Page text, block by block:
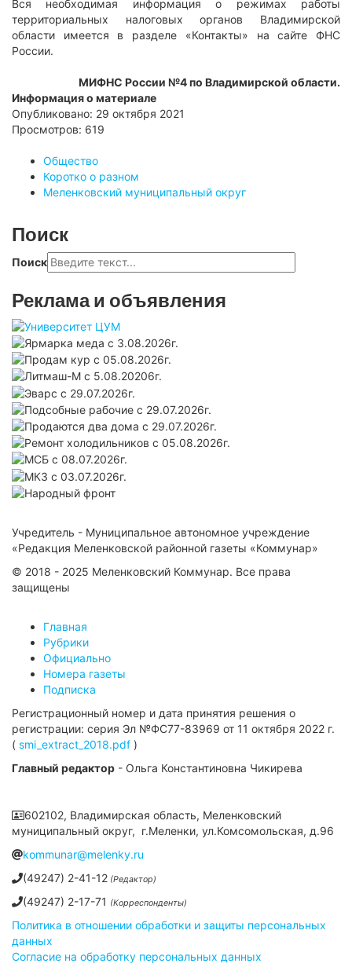
Вся необходимая информация о режимах работы
территориальных налоговых органов Владимирской
области имеется в разделе «Контакты» на сайте ФНС
России.
МИФНС России №4 по Владимирской области.
Информация о материале
Опубликовано: 29 октября 2021
Просмотров: 619
Общество
Коротко о разном
Меленковский муниципальный округ
Поиск
Поиск
Реклама и объявления
Учредитель - Муниципальное автономное учреждение
«Редакция Меленковской районной газеты «Коммунар»
© 2018 - 2025 Меленковский Коммунар. Все права
защищены
Главная
Рубрики
Официально
Номера газеты
Подписка
Регистрационный номер и дата принятия решения о
регистрации: серия Эл №ФС77-83969 от 11 октября 2022 г.
( smi_extract_2018.pdf )
Главный редактор - Ольга Константиновна Чикирева
602102, Владимирская область, Меленковский
муниципальный округ, г.Меленки, ул.Комсомольская, д.96
kommunar@melenky.ru
(49247) 2-41-12 (Редактор)
(49247) 2-17-71 (Корреспонденты)
Политика в отношении обработки и защиты персональных
данных
Согласие на обработку персональных данных